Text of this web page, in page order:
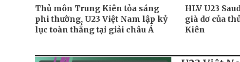
Thủ môn Trung Kiên tỏa sáng
phi thường, U23 Việt Nam lập kỷ
lục toàn thắng tại giải châu Á
HLV U23
già dơ của
Kiên